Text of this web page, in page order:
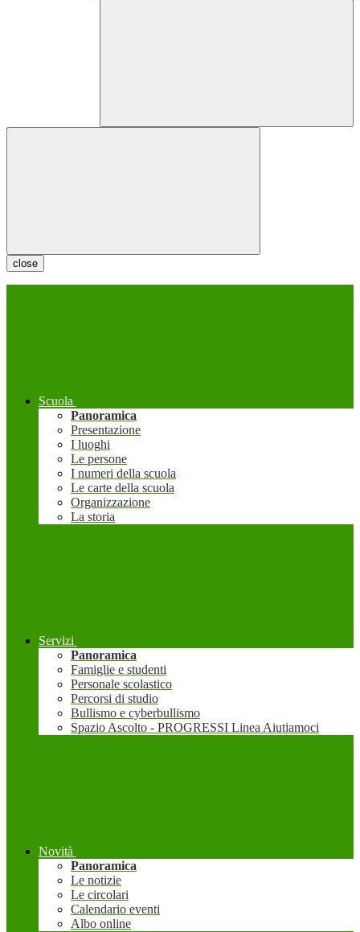
close
Scuola
Panoramica
Presentazione
I luoghi
Le persone
I numeri della scuola
Le carte della scuola
Organizzazione
La storia
Servizi
Panoramica
Famiglie e studenti
Personale scolastico
Percorsi di studio
Bullismo e cyberbullismo
Spazio Ascolto - PROGRESSI Linea Aiutiamoci
Novità
Panoramica
Le notizie
Le circolari
Calendario eventi
Albo online